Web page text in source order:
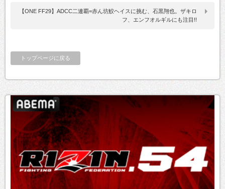
【ONE FF29】ADCC二連覇=赤ん坊鮫ヘイスに挑む、石黒翔也。ザキロ
フ、エンフオルギルにも注目!!
トップページに戻る